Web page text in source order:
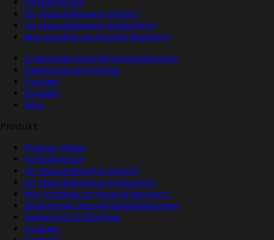
Hilfezentrum
Ist MuscleBooster seriös?
Ist MuscleBooster kostenlos?
Wie kündige ich Muscle Booster?
Allgemeine Geschäftsbedingungen
Datenschutzrichtlinie
Cookies
Kontakt
Blog
Produkt
Fitness-Pläne
Hilfezentrum
Ist MuscleBooster seriös?
Ist MuscleBooster kostenlos?
Wie kündige ich Muscle Booster?
Allgemeine Geschäftsbedingungen
Datenschutzrichtlinie
Cookies